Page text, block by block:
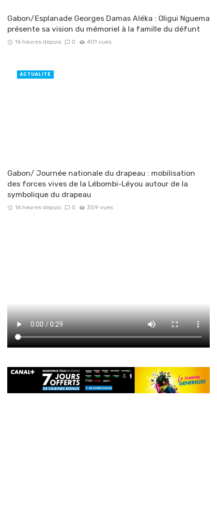
Gabon/Esplanade Georges Damas Aléka : Oligui Nguema
présente sa vision du mémoriel à la famille du défunt
16 heures depuis 0 401 vues
Gabon/ Journée nationale du drapeau : mobilisation
des forces vives de la Lébombi-Léyou autour de la
symbolique du drapeau
16 heures depuis 0 359 vues
ACTUALITÉ